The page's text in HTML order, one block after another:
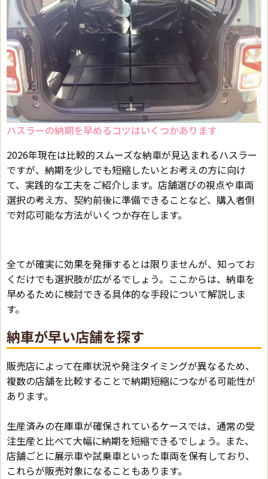
ハスラーの納期を早めるコツはいくつかあります
2026年現在は比較的スムーズな納車が見込まれるハスラー
ですが、納期を少しでも短縮したいとお考えの方に向け
て、実践的な工夫をご紹介します。店舗選びの視点や車両
選択の考え方、契約前後に準備できることなど、購入者側
で対応可能な方法がいくつか存在します。
全てが確実に効果を発揮するとは限りませんが、知ってお
くだけでも選択肢が広がるでしょう。ここからは、納車を
早めるために検討できる具体的な手段について解説しま
す。
納車が早い店舗を探す
販売店によって在庫状況や発注タイミングが異なるため、
複数の店舗を比較することで納期短縮につながる可能性が
あります。
生産済みの在庫車が確保されているケースでは、通常の受
注生産と比べて大幅に納期を短縮できるでしょう。また、
店舗ごとに展示車や試乗車といった車両を保有しており、
これらが販売対象になることもあります。